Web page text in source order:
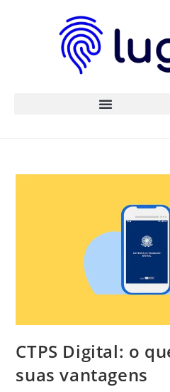
CTPS Digital: o
suas vantagens